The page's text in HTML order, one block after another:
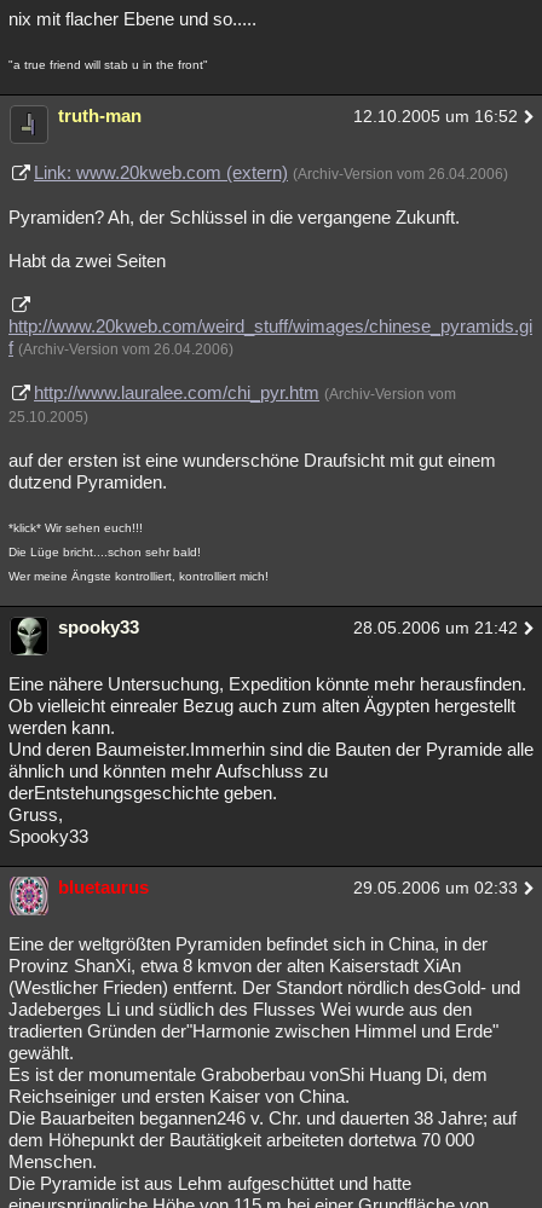
nix mit flacher Ebene und so.....
"a true friend will stab u in the front"
truth-man 12.10.2005 um 16:52
Link: www.20kweb.com (extern) (Archiv-Version vom 26.04.2006)
Pyramiden? Ah, der Schlüssel in die vergangene Zukunft.
Habt da zwei Seiten
http://www.20kweb.com/weird_stuff/wimages/chinese_pyramids.gi
f (Archiv-Version vom 26.04.2006)
http://www.lauralee.com/chi_pyr.htm (Archiv-Version vom
25.10.2005)
auf der ersten ist eine wunderschöne Draufsicht mit gut einem
dutzend Pyramiden.
*klick* Wir sehen euch!!!
Die Lüge bricht....schon sehr bald!
Wer meine Ängste kontrolliert, kontrolliert mich!
spooky33 28.05.2006 um 21:42
Eine nähere Untersuchung, Expedition könnte mehr herausfinden.
Ob vielleicht einrealer Bezug auch zum alten Ägypten hergestellt
werden kann.
Und deren Baumeister.Immerhin sind die Bauten der Pyramide alle
ähnlich und könnten mehr Aufschluss zu
derEntstehungsgeschichte geben.
Gruss,
Spooky33
bluetaurus 29.05.2006 um 02:33
Eine der weltgrößten Pyramiden befindet sich in China, in der
Provinz ShanXi, etwa 8 kmvon der alten Kaiserstadt XiAn
(Westlicher Frieden) entfernt. Der Standort nördlich desGold- und
Jadeberges Li und südlich des Flusses Wei wurde aus den
tradierten Gründen der"Harmonie zwischen Himmel und Erde"
gewählt.
Es ist der monumentale Graboberbau vonShi Huang Di, dem
Reichseiniger und ersten Kaiser von China.
Die Bauarbeiten begannen246 v. Chr. und dauerten 38 Jahre; auf
dem Höhepunkt der Bautätigkeit arbeiteten dortetwa 70 000
Menschen.
Die Pyramide ist aus Lehm aufgeschüttet und hatte